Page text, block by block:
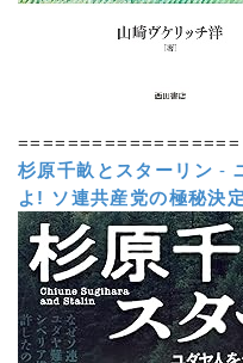
==================
杉原千畝とスターリン -
よ! ソ連共産党の極秘決